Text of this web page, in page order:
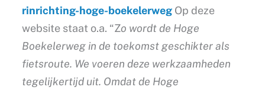
rinrichting-hoge-boekelerwegOp deze
website staat o.a. “Zo wordt de Hoge
Boekelerweg in de toekomst geschikter als
fietsroute. We voeren deze werkzaamheden
tegelijkertijd uit. Omdat de Hoge